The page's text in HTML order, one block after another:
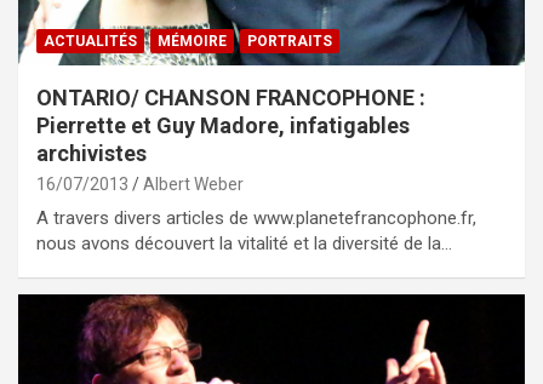
ACTUALITÉS MÉMOIRE PORTRAITS
ONTARIO/ CHANSON FRANCOPHONE :
Pierrette et Guy Madore, infatigables
archivistes
16/07/2013 Albert Weber
A travers divers articles de www.planetefrancophone.fr,
nous avons découvert la vitalité et la diversité de la…